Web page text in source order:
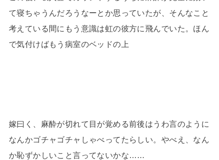
て寝ちゃうんだろうなーとか思っていたが、そんなこと
考えている間にもう意識は虹の彼方に飛んでいた。ほん
で気付けばもう病室のベッドの上
嫁曰く、麻酔が切れて目が覚める前後はうわ言のように
なんかゴチャゴチャしゃべってたらしい。やべえ、なん
か恥ずかしいこと言ってないかな……